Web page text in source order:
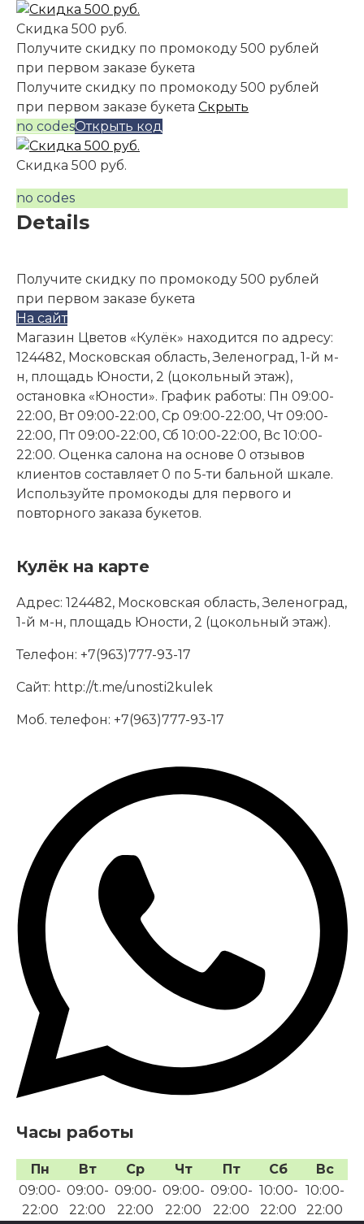
Скидка 500 руб.
Получите скидку по промокоду 500 рублей
при первом заказе букета
Получите скидку по промокоду 500 рублей
при первом заказе букета Скрыть
no codesОткрыть код
Скидка 500 руб.
no codes
Details
Получите скидку по промокоду 500 рублей
при первом заказе букета
На сайт
Магазин Цветов «Кулёк» находится по адресу:
124482, Московская область, Зеленоград, 1-й м-
н, площадь Юности, 2 (цокольный этаж),
остановка «Юности». График работы: Пн 09:00-
22:00, Вт 09:00-22:00, Ср 09:00-22:00, Чт 09:00-
22:00, Пт 09:00-22:00, Сб 10:00-22:00, Вс 10:00-
22:00. Оценка салона на основе 0 отзывов
клиентов составляет 0 по 5-ти бальной шкале.
Используйте промокоды для первого и
повторного заказа букетов.
Кулёк на карте
Адрес: 124482, Московская область, Зеленоград,
1-й м-н, площадь Юности, 2 (цокольный этаж).
Телефон: +7(963)777-93-17
Сайт: http://t.me/unosti2kulek
Моб. телефон: +7(963)777-93-17
Часы работы
Пн Вт Ср Чт Пт Сб
Вс
09:00-
22:00
09:00-
22:00
09:00-
22:00
09:00-
22:00
09:00-
22:00
10:00-
22:00
10:00-
22:00